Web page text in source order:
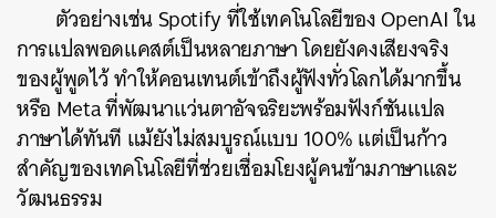
ตัวอย่างเช่น Spotify ที่ใช้เทคโนโลยีของ OpenAI ใน
การแปลพอดแคสต์เป็นหลายภาษา โดยยังคงเสียงจริง
ของผู้พูดไว้ ทำให้คอนเทนต์เข้าถึงผู้ฟังทั่วโลกได้มากขึ้น
หรือ Meta ที่พัฒนาแว่นตาอัจฉริยะพร้อมฟังก์ชันแปล
ภาษาได้ทันที แม้ยังไม่สมบูรณ์แบบ 100% แต่เป็นก้าว
สำคัญของเทคโนโลยีที่ช่วยเชื่อมโยงผู้คนข้ามภาษาและ
วัฒนธรรม